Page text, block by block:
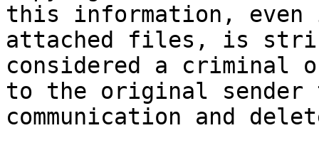
this information,
attached files, is
considered a criminal
to the original sender
communication and